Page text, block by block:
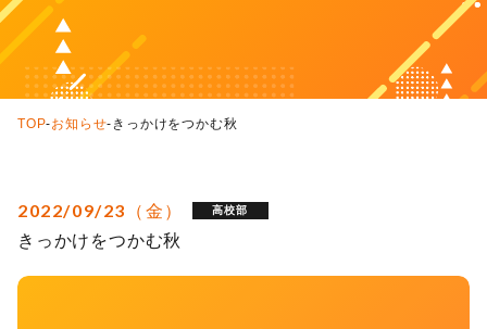
TOP-お知らせ- きっかけをつかむ秋
2022/09/23（金） 高校部
きっかけをつかむ秋